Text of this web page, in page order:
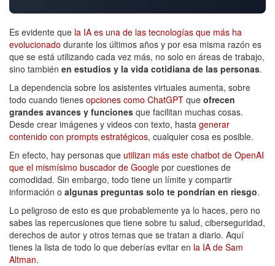
Es evidente que la IA es una de las tecnologías que más ha
evolucionado durante los últimos años y por esa misma razón es
que se está utilizando cada vez más, no solo en áreas de trabajo,
sino también en estudios y la vida cotidiana de las personas.
La dependencia sobre los asistentes virtuales aumenta, sobre
todo cuando tienes opciones como ChatGPT que ofrecen
grandes avances y funciones que facilitan muchas cosas.
Desde crear imágenes y videos con texto, hasta generar
contenido con prompts estratégicos, cualquier cosa es posible.
En efecto, hay personas que utilizan más este chatbot de OpenAI
que el mismísimo buscador de Google por cuestiones de
comodidad. Sin embargo, todo tiene un límite y compartir
información o algunas preguntas solo te pondrían en riesgo.
Lo peligroso de esto es que probablemente ya lo haces, pero no
sabes las repercusiones que tiene sobre tu salud, ciberseguridad,
derechos de autor y otros temas que se tratan a diario. Aquí
tienes la lista de todo lo que deberías evitar en la IA de Sam
Altman.